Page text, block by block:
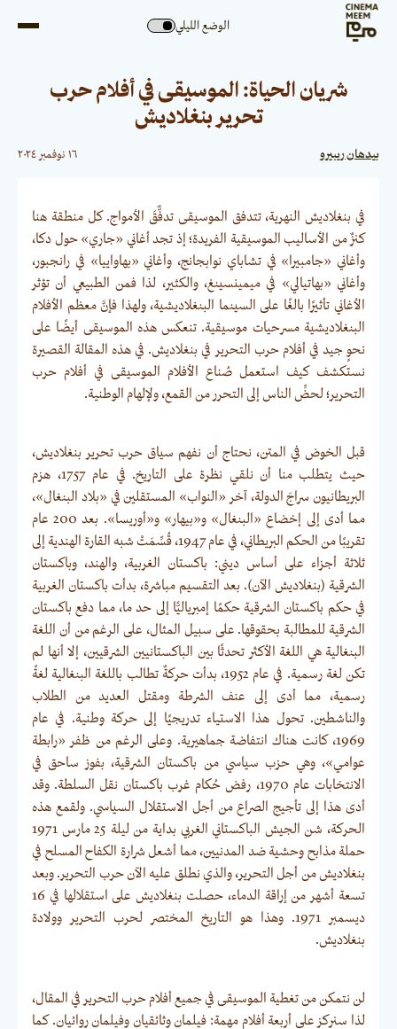
الوضع الليلي
شريان الحياة: الموسيقى في أفلام حرب
تحرير بنغلاديش
بيدهان ريبيرو ١٦ نوفمبر ٢٠٢٤
في بنغلاديش النهرية، تتدفق الموسيقى تدفٌّقَ الأمواج. كل منطقة هنا
كنزٌ من الأساليب الموسيقية الفريدة؛ إذ تجد أغاني «جاري» حول دكا،
وأغاني «جامبيرا» في تشاباي نوابجانج، وأغاني «بهاواييا» في رانجبور،
وأغاني «بهاتيالي» في ميمينسينغ، والكثير، لذا فمن الطبيعي أن تؤثر
الأغاني تأثيرًا بالغًا على السينما البنغلاديشية، ولهذا فإنَّ معظم الأفلام
البنغلاديشية مسرحيات موسيقية. تنعكس هذه الموسيقى أيضًا على
نحوٍ جيد في أفلام حرب التحرير في بنغلاديش. في هذه المقالة القصيرة
نستكشف كيف استعمل صُناع الأفلام الموسيقى في أفلام حرب
التحرير؛ لحضِّ الناس إلى التحرر من القمع، ولإلهام الوطنية.
قبل الخوض في المتن، نحتاج أن نفهم سياق حرب تحرير بنغلاديش،
حيث يتطلب منا أن نلقي نظرة على التاريخ. في عام 1757، هزم
البريطانيون سراجَ الدولة، آخر «النواب» المستقلين في «بلاد البنغال»،
مما أدى إلى إخضاع «البنغال» و«بيهار» و«أوريسا». بعد 200 عام
تقريبًا من الحكم البريطاني، في عام 1947، قُسِّمَتْ شبه القارة الهندية إلى
ثلاثة أجزاء على أساس ديني: باكستان الغربية، والهند، وباكستان
الشرقية (بنغلاديش الآن). بعد التقسيم مباشرة، بدأت باكستان الغربية
في حكم باكستان الشرقية حكمًا إمبرياليًّا إلى حد ما، مما دفع باكستان
الشرقية للمطالبة بحقوقها. على سبيل المثال، على الرغم من أن اللغة
البنغالية هي اللغة الأكثر تحدثًا بين الباكستانيين الشرقيين، إلا أنها لم
تكن لغة رسمية. في عام 1952، بدأت حركةٌ تطالب باللغة البنغالية لغةً
رسمية، مما أدى إلى عنف الشرطة ومقتل العديد من الطلاب
والناشطين. تحول هذا الاستياء تدريجيًا إلى حركة وطنية. في عام
1969، كانت هناك انتفاضة جماهيرية. وعلى الرغم من ظفر «رابطة
عوامي»، وهي حزب سياسي من باكستان الشرقية، بفوز ساحق في
الانتخابات عام 1970، رفض حُكام غرب باكستان نقل السلطة. وقد
أدى هذا إلى تأجيج الصراع من أجل الاستقلال السياسي. ولقمع هذه
الحركة، شن الجيش الباكستاني الغربي بداية من ليلة 25 مارس 1971
حملة مذابح وحشية ضد المدنيين، مما أشعل شرارة الكفاح المسلح في
بنغلاديش من أجل التحرير، والذي نطلق عليه الآن حرب التحرير. وبعد
تسعة أشهر من إراقة الدماء، حصلت بنغلاديش على استقلالها في 16
ديسمبر 1971. وهذا هو التاريخ المختصر لحرب التحرير وولادة
بنغلاديش.
لن نتمكن من تغطية الموسيقى في جميع أفلام حرب التحرير في المقال،
لذا سنركز على أربعة أفلام مهمة: فيلمان وثائقيان وفيلمان روائيان. كما